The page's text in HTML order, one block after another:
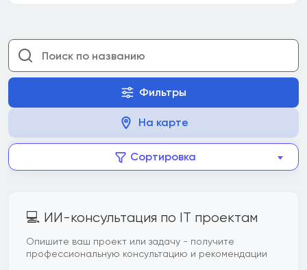
Фильтры
На карте
Сортировка
💻 ИИ-консультация по IT проектам
Опишите ваш проект или задачу - получите
профессиональную консультацию и рекомендации